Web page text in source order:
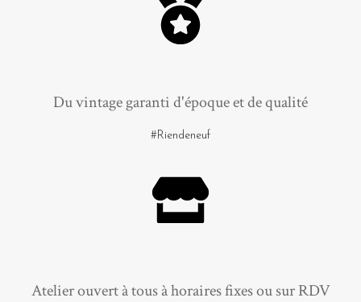
Du vintage garanti d'époque et de qualité
#Riendeneuf
Atelier ouvert à tous à horaires fixes ou sur RDV